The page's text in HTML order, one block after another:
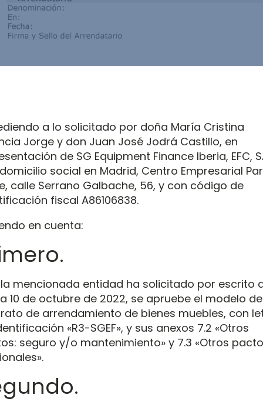
a lo solicitado por doña María Cristina
Jorge y don Juan José Jodrá Castillo, en
de SG Equipment Finance Iberia, EFC,
social en Madrid, Centro Empresarial
calle Serrano Galbache, 56, y con código de
fiscal A86106838.
en cuenta:
mencionada entidad ha solicitado por escrito
10 de octubre de 2022, se apruebe el modelo de
de arrendamiento de bienes muebles, con
«R3-SGEF», y sus anexos 7.2 «Otros
seguro y/o mantenimiento» y 7.3 «Otros